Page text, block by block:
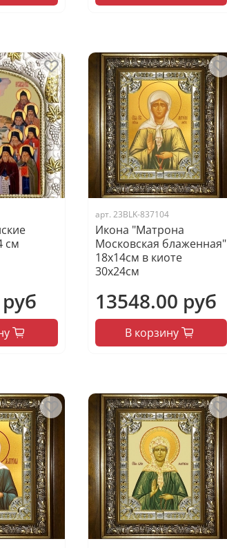
см
арт. 23BLK-837104
Икона "Матрона
Московская блаженная"
18х14см в киоте
30х24см
13548.00 руб
В корзину